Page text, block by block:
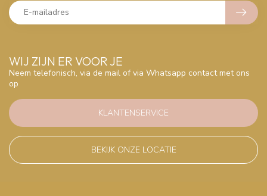
WIJ ZIJN ER VOOR JE
Neem telefonisch, via de mail of via Whatsapp contact met ons
op
KLANTENSERVICE
BEKIJK ONZE LOCATIE